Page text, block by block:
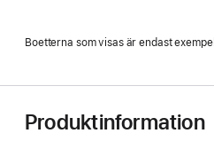
Boetterna som visas är endast exempel.
Produktinformation